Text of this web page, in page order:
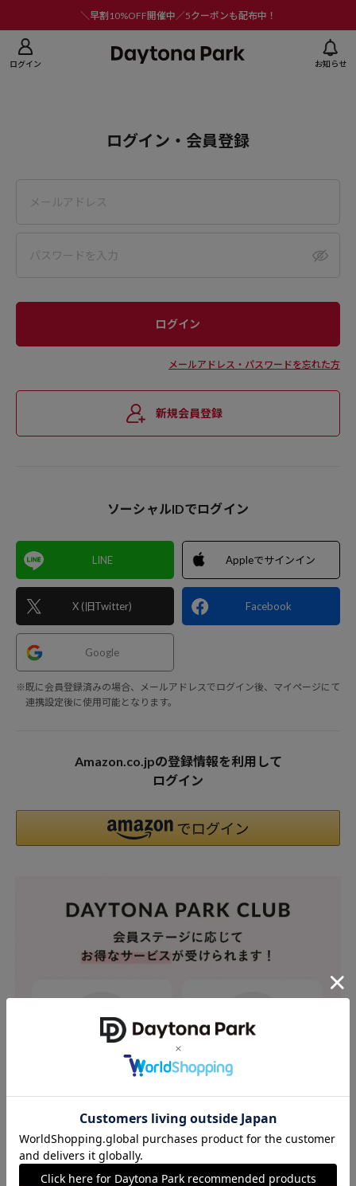
＼早割10%OFF開催中／5クーポンも配布中！
ログイン お知らせ
ログイン・会員登録
メールアドレス・パスワードを忘れた方
新規会員登録
ソーシャルIDでログイン
LINE
X (旧Twitter)
Appleでサインイン
Facebook
Google
※既に会員登録済みの場合、メールアドレスでログイン後、マイページにて
連携設定後に使用可能となります。
Amazon.co.jpの登録情報を利用して
ログイン